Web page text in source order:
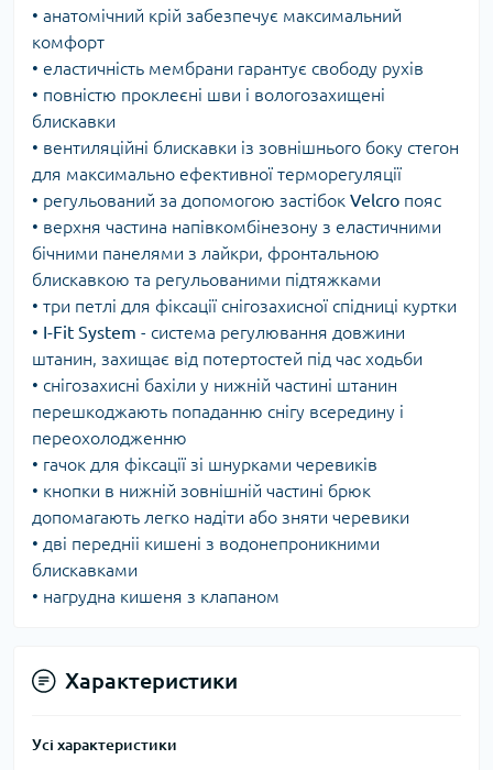
• анатомічний крій забезпечує максимальний
комфорт
• еластичність мембрани гарантує свободу рухів
• повністю проклеєні шви і вологозахищені
блискавки
• вентиляційні блискавки із зовнішнього боку стегон
для максимально ефективної терморегуляції
• регульований за допомогою застібок Velcro пояс
• верхня частина напівкомбінезону з еластичними
бічними панелями з лайкри, фронтальною
блискавкою та регульованими підтяжками
• три петлі для фіксації снігозахисної спідниці куртки
• I-Fit System - система регулювання довжини
штанин, захищає від потертостей під час ходьби
• снігозахисні бахіли у нижній частині штанин
перешкоджають попаданню снігу всередину і
переохолодженню
• гачок для фіксації зі шнурками черевиків
• кнопки в нижній зовнішній частині брюк
допомагають легко надіти або зняти черевики
• дві передніі кишені з водонепроникними
блискавками
• нагрудна кишеня з клапаном
Характеристики
Усі характеристики